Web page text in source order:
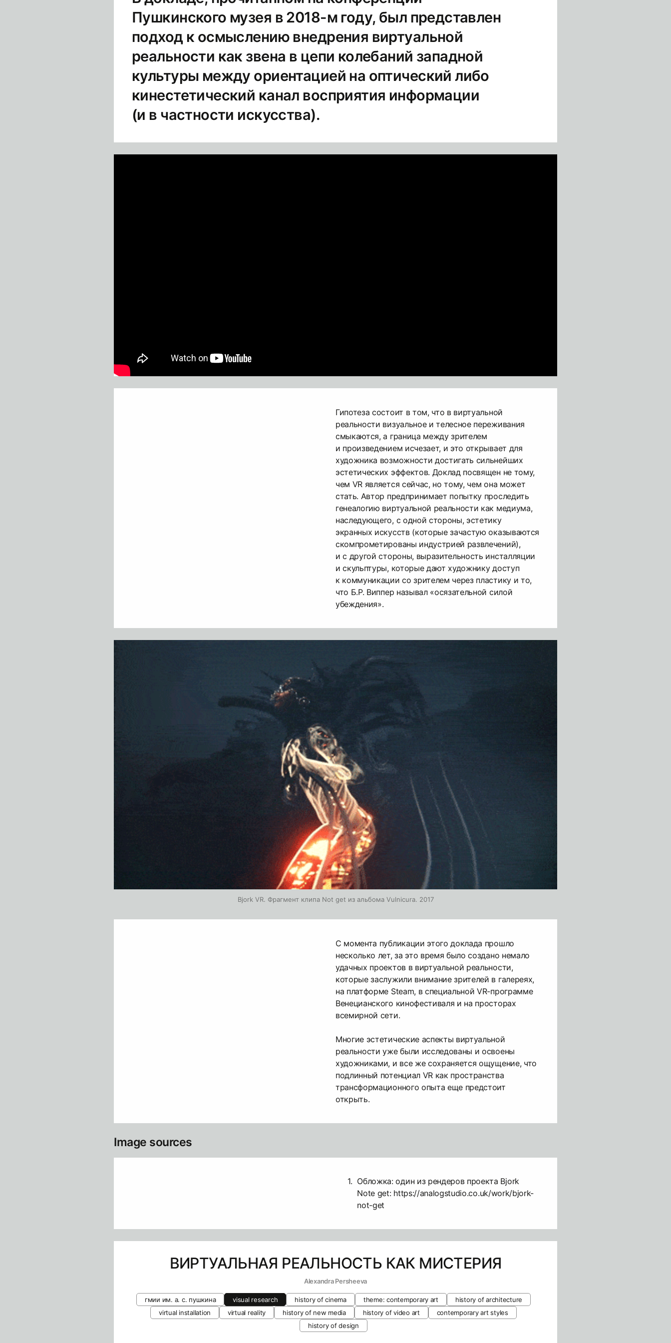
Пушкинского музея в 2018-м году, был представлен
подход к осмыслению внедрения виртуальной
реальности как звена в цепи колебаний западной
культуры между ориентацией на оптический либо
кинестетический канал восприятия информации
(и в частности искусства).
Гипотеза состоит в том, что в виртуальной
реальности визуальное и телесное переживания
смыкаются, а граница между зрителем
и произведением исчезает, и это открывает для
художника возможности достигать сильнейших
эстетических эффектов. Доклад посвящен не тому,
чем VR является сейчас, но тому, чем она может
стать. Автор предпринимает попытку проследить
генеалогию виртуальной реальности как медиума,
наследующего, с одной стороны, эстетику
экранных искусств (которые зачастую оказываются
скомпрометированы индустрией развлечений),
и с другой стороны, выразительность инсталляции
и скульптуры, которые дают художнику доступ
к коммуникации со зрителем через пластику и то,
что Б.Р. Виппер называл «осязательной силой
убеждения».
Bjork VR. Фрагмент клипа Not get из альбома Vulnicura. 2017
С момента публикации этого доклада прошло
несколько лет, за это время было создано немало
удачных проектов в виртуальной реальности,
которые заслужили внимание зрителей в галереях,
на платформе Steam, в специальной VR-программе
Венецианского кинофестиваля и на просторах
всемирной сети.
Многие эстетические аспекты виртуальной
реальности уже были исследованы и освоены
художниками, и все же сохраняется ощущение, что
подлинный потенциал VR как пространства
трансформационного опыта еще предстоит
открыть.
Image sources
1. Обложка: один из рендеров проекта Bjork
Note get: https://analogstudio.co.uk/work/bjork-
not-get
ВИРТУАЛЬНАЯ РЕАЛЬНОСТЬ КАК МИСТЕРИЯ
Alexandra Persheeva
гмии им. а. с. пушкина visual research history of cinema theme: contemporary art
history of architecture
virtual installation
virtual reality history of new media history of video art
contemporary art styles
history of design